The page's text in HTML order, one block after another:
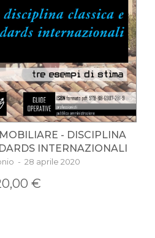
- DISCIPLINA
INTERNAZIONALI
- 28 aprile 2020
€